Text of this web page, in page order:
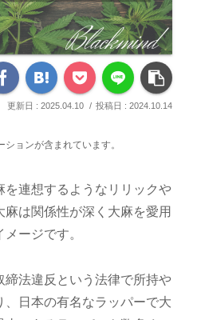
2025.04.10 2024.10.14
ョンが含まれています。
連想するようなリリックや
は関係性が深く大麻を愛用
ージです。
法違反という法律で所持や
日本の有名なラッパーで大